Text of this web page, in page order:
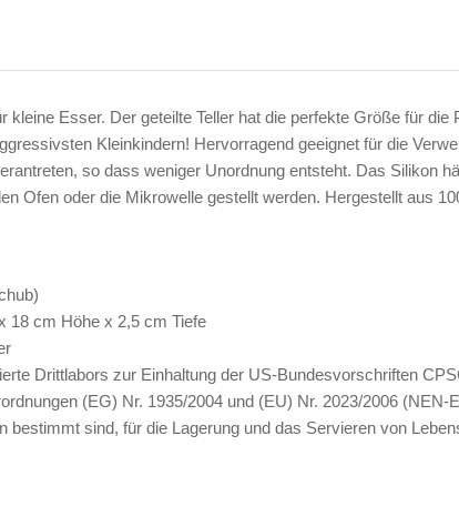
kleine Esser. Der geteilte Teller hat die perfekte Größe für
Kleinkindern! Hervorragend geeignet für die
so dass weniger Unordnung entsteht. Das Silikon
Ofen oder die Mikrowelle gestellt werden. Hergestellt aus
18 cm Höhe x 2,5 cm Tiefe
Drittlabors zur Einhaltung der US-Bundesvorschriften
(EG) Nr. 1935/2004 und (EU) Nr. 2023/2006
bestimmt sind, für die Lagerung und das Servieren von